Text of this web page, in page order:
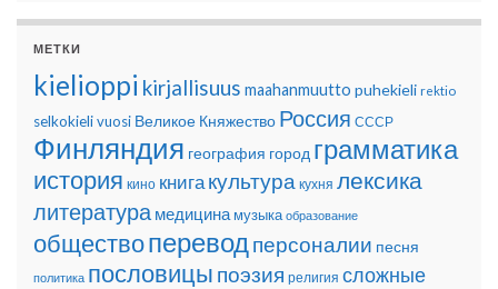
МЕТКИ
kielioppi kirjallisuus maahanmuutto puhekieli rektio
selkokielivuosi Великое Княжество Россия СССР
Финляндия география город грамматика
история кино книгакультура кухня лексика
литература медицина музыка образование
обществоперевод персоналии песня
политика пословицы поэзия религия сложные